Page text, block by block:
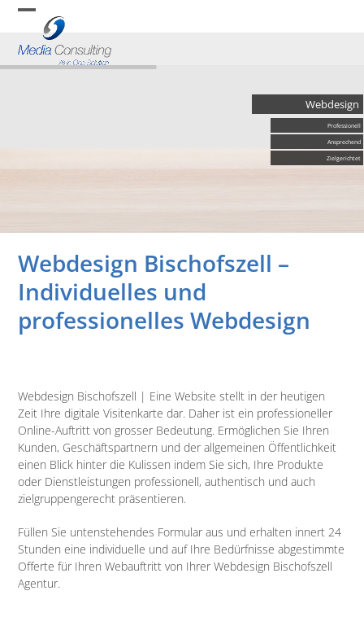
Skip
content
Open
mobile
Close
mobile
Webdesign
Professionell
Ansprechend
Zielgerichtet
Webdesign Bischofszell –
Individuelles und
professionelles Webdesign
Webdesign Bischofszell | Eine Website stellt in der heutigen
Zeit Ihre digitale Visitenkarte dar. Daher ist ein professioneller
Online-Auftritt von grosser Bedeutung. Ermöglichen Sie Ihren
Kunden, Geschäftspartnern und der allgemeinen Öffentlichkeit
einen Blick hinter die Kulissen indem Sie sich, Ihre Produkte
oder Dienstleistungen professionell, authentisch und auch
zielgruppengerecht präsentieren.
Füllen Sie untenstehendes Formular aus und erhalten innert 24
Stunden eine individuelle und auf Ihre Bedürfnisse abgestimmte
Offerte für Ihren Webauftritt von Ihrer Webdesign Bischofszell
Agentur.